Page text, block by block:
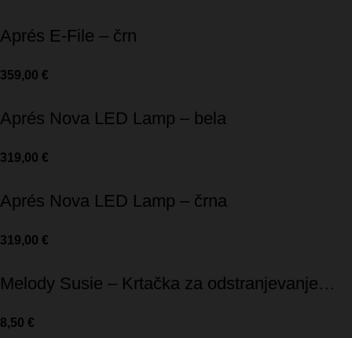
Aprés E-File – črn
359,00 €
Aprés Nova LED Lamp – bela
319,00 €
Aprés Nova LED Lamp – črna
319,00 €
Melody Susie – Krtačka za odstranjevanje
8,50 €